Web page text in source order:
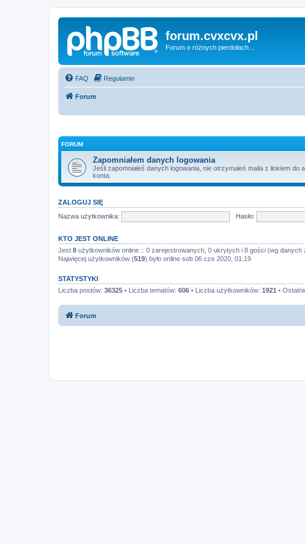
forum.cvxcvx.pl
Forum o różnych pierdołach...
FAQ Regulamin
Forum
FORUM
Zapomniałem danych logowania
Jeśli zapomniałeś danych logowania, nie otrzymałeś maila z linkiem
konta.
ZALOGUJ SIĘ
Nazwa użytkownika:
Hasło:
KTO JEST ONLINE
Jest 8 użytkowników online :: 0 zarejestrowanych, 0 ukrytych i 8 gości (wg danych
Najwięcej użytkowników (519) było online sob 06 cze 2020, 01:19
STATYSTYKI
Liczba postów: 36325 • Liczba tematów: 606 • Liczba użytkowników: 1921 •
Forum